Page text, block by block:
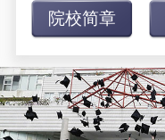
院校简章